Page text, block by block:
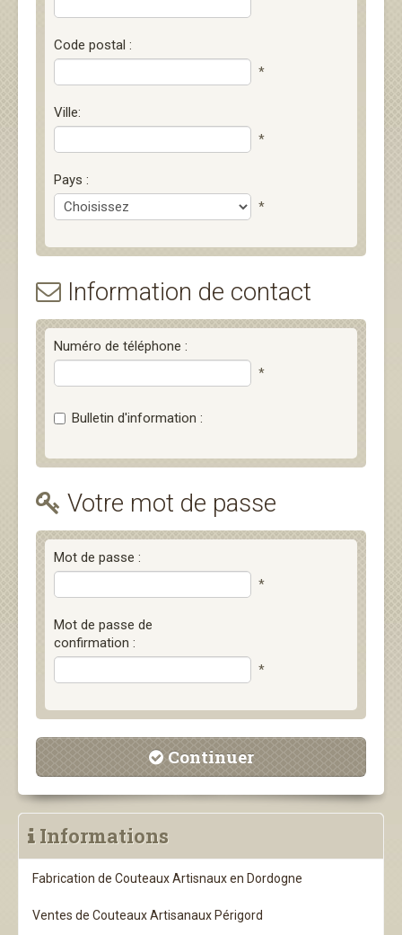
Code postal :
*
Ville:
*
Pays :
*
Information de contact
Numéro de téléphone :
*
Bulletin d'information :
Votre mot de passe
Mot de passe :
*
Mot de passe de
confirmation :
*
Continuer
Informations
Fabrication de Couteaux Artisnaux en Dordogne
Ventes de Couteaux Artisanaux Périgord